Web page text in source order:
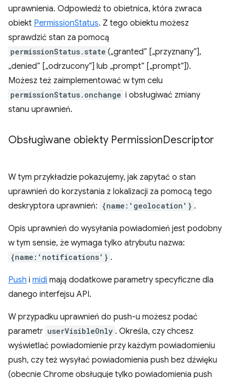
uprawnienia. Odpowiedź to obietnica, która zwraca
obiekt PermissionStatus. Z tego obiektu możesz
sprawdzić stan za pomocą
permissionStatus.state („granted” [„przyznany”],
„denied” [„odrzucony”] lub „prompt” [„prompt”]).
Możesz też zaimplementować w tym celu
permissionStatus.onchange i obsługiwać zmiany
stanu uprawnień.
Obsługiwane obiekty PermissionDescriptor
W tym przykładzie pokazujemy, jak zapytać o stan
uprawnień do korzystania z lokalizacji za pomocą tego
deskryptora uprawnień: {name:'geolocation'} .
Opis uprawnień do wysyłania powiadomień jest podobny
w tym sensie, że wymaga tylko atrybutu nazwa:
{name:'notifications'} .
Push i midi mają dodatkowe parametry specyficzne dla
danego interfejsu API.
W przypadku uprawnień do push-u możesz podać
parametr userVisibleOnly . Określa, czy chcesz
wyświetlać powiadomienie przy każdym powiadomieniu
push, czy też wysyłać powiadomienia push bez dźwięku
(obecnie Chrome obsługuje tylko powiadomienia push